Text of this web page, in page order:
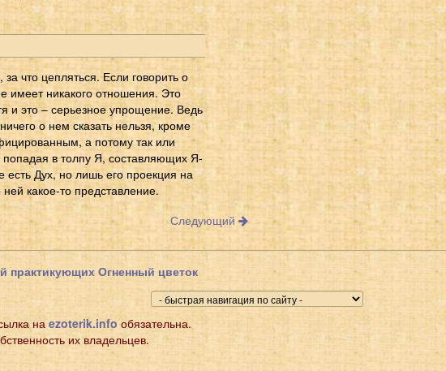
что цепляться. Если говорить о
имеет никакого отношения. Это
и это – серьезное упрощение. Ведь
о нем сказать нельзя, кроме
а потому так или
попадая в толпу Я, составляющих Я-
Дух, но лишь его проекция на
какое-то представление.
Следующий
практикующих Огненный цветок
на ezoterik.infoобязательна.
их владельцев.